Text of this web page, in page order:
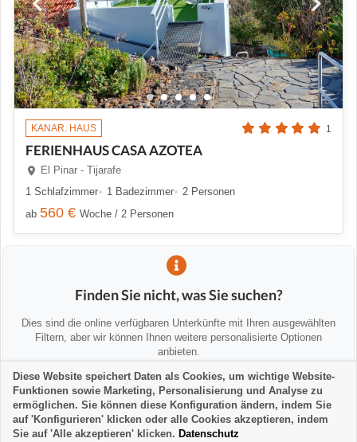
KANAR. HAUS 1
FERIENHAUS CASA AZOTEA
El Pinar - Tijarafe
1 Schlafzimmer
1 Badezimmer
2 Personen
ab 560 € Woche / 2 Personen
Finden Sie nicht, was Sie suchen?
Dies sind die online verfügbaren Unterkünfte mit Ihren ausgewählten
Filtern, aber wir können Ihnen weitere personalisierte Optionen
anbieten.
💡 Wir helfen Ihnen persönlich
Kontaktieren Sie uns, um Alternativen zu finden oder Sie zu beraten:
Diese Website speichert Daten als Cookies, um wichtige Website-
Funktionen sowie Marketing, Personalisierung und Analyse zu
ermöglichen. Sie können diese Konfiguration ändern, indem Sie
auf 'Konfigurieren' klicken oder alle Cookies akzeptieren, indem
Sie auf 'Alle akzeptieren' klicken. Datenschutz